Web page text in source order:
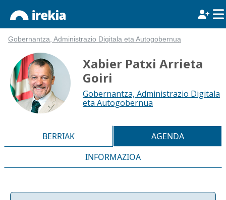
Gobernantza, Administrazio Digitala eta Autogobernua
Xabier Patxi Arrieta
Goiri
Gobernantza, Administrazio Digitala
eta Autogobernua
BERRIAK
AGENDA
INFORMAZIOA